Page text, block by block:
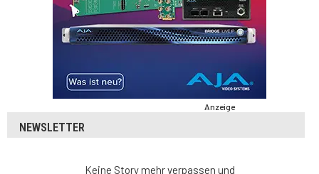
Anzeige
NEWSLETTER
Keine Story mehr verpassen und